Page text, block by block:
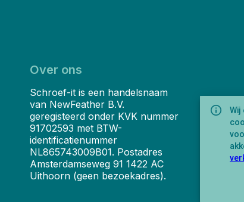
Wij
Over ons
Schroef-it is een handelsnaam
van NewFeather B.V.
geregisteerd onder KVK nummer
91702593 met BTW-
identificatienummer
NL865743009B01. Postadres
Amsterdamseweg 91 1422 AC
Uithoorn (geen bezoekadres).